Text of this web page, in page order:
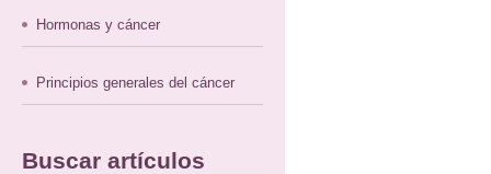
Hormonas y cáncer
Principios generales del cáncer
Buscar artículos